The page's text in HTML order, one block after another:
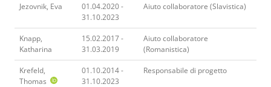
Jezovnik, Eva
01.04.2020 -
31.10.2023
Aiuto collaboratore (Slavistica)
Knapp,
Katharina
15.02.2017 -
31.03.2019
Aiuto collaboratore
(Romanistica)
Krefeld,
Thomas
01.10.2014 -
31.10.2023
Responsabile di progetto